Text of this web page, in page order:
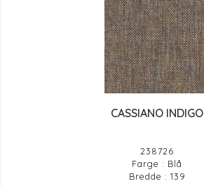
CASSIANO INDIGO
238726
Farge : Blå
Bredde : 139